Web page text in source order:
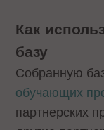
Как
базу
Собранную
обучающих
партнерских